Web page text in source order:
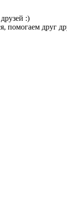
:)
помогаем друг